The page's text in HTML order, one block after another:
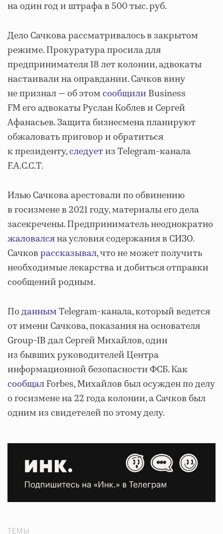
на один год и штрафа в 500 тыс. руб.
Дело Сачкова рассматривалось в закрытом
режиме. Прокуратура просила для
предпринимателя 18 лет колонии, адвокаты
настаивали на оправдании. Сачков вину
не признал — об этомсообщили Business
FM его адвокаты Руслан Коблев и Сергей
Афанасьев. Защита бизнесмена планируют
обжаловать приговор и обратиться
к президенту,следуетиз Telegram-канала
F.A.С.С.T.
Илью Сачкова арестовали по обвинению
в госизмене в 2021 году, материалы его дела
засекречены. Предприниматель неоднократно
жаловалсяна условия содержания в СИЗО.
Сачковрассказывал, что не может получить
необходимые лекарства и добиться отправки
сообщений родным.
ПоданнымTelegram-канала, который ведется
от имени Сачкова, показания на основателя
Group-IB дал Сергей Михайлов, один
из бывших руководителей Центра
информационной безопасности ФСБ. Как
сообщалForbes, Михайлов был осужден по делу
о госизмене на 22 года колонии, а Сачков был
одним из свидетелей по этому делу.
ТЕМЫ